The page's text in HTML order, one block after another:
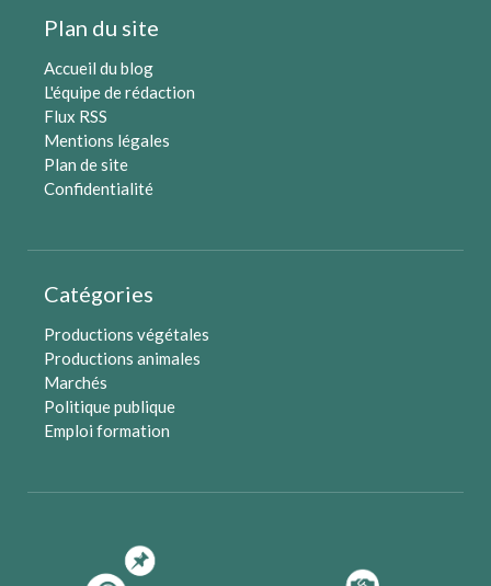
Plan du site
Accueil du blog
L'équipe de rédaction
Flux RSS
Mentions légales
Plan de site
Confidentialité
Catégories
Productions végétales
Productions animales
Marchés
Politique publique
Emploi formation